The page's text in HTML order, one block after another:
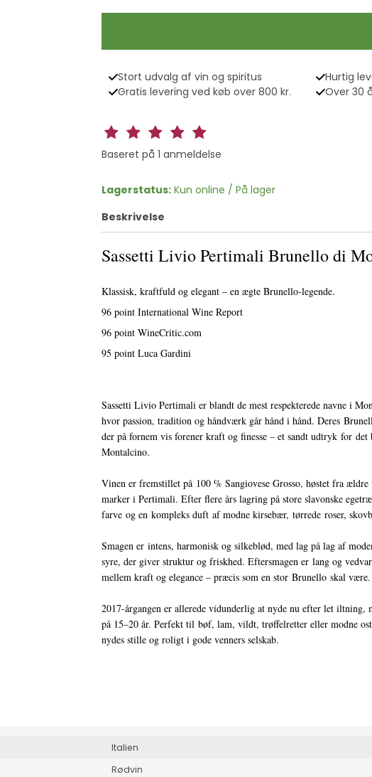
Stort udvalg af vin og spiritus
Hurtig
Gratis levering ved køb over 800 kr.
Over 30
Baseret på 1 anmeldelse
Lagerstatus: Kun online / På lager
Beskrivelse
Sassetti Livio Pertimali Brunello di
Klassisk, kraftfuld og elegant – en ægte Brunello-legende.
96 point International Wine Report
96 point WineCritic.com
95 point Luca Gardini
Sassetti Livio Pertimali er blandt de mest respekterede navne i
hvor passion, tradition og håndværk går hånd i hånd. Deres
der på fornem vis forener kraft og finesse – et sandt udtryk for
Montalcino.
Vinen er fremstillet på 100 % Sangiovese Grosso, høstet fra ældre
marker i Pertimali. Efter flere års lagring på store slavonske
farve og en kompleks duft af modne kirsebær, tørrede roser,
Smagen er intens, harmonisk og silkeblød, med lag på lag af
syre, der giver struktur og friskhed. Eftersmagen er lang og
mellem kraft og elegance – præcis som en stor Brunello skal være.
2017-årgangen er allerede vidunderlig at nyde nu efter let iltning,
på 15–20 år. Perfekt til bøf, lam, vildt, trøffelretter eller modne
nydes stille og roligt i gode venners selskab.
Italien
Rødvin